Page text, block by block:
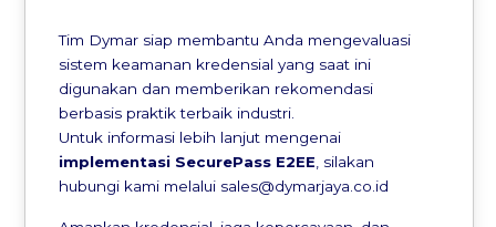
Tim Dymar siap membantu Anda mengevaluasi
sistem keamanan kredensial yang saat ini
digunakan dan memberikan rekomendasi
berbasis praktik terbaik industri.
Untuk informasi lebih lanjut mengenai
implementasi SecurePass E2EE, silakan
hubungi kami melalui sales@dymarjaya.co.id